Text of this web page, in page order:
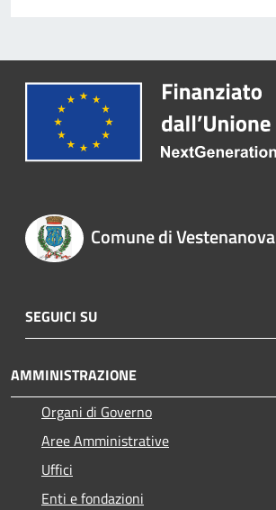
Comune di Vestenanova
SEGUICI SU
AMMINISTRAZIONE
Organi di Governo
Aree Amministrative
Uffici
Enti e fondazioni